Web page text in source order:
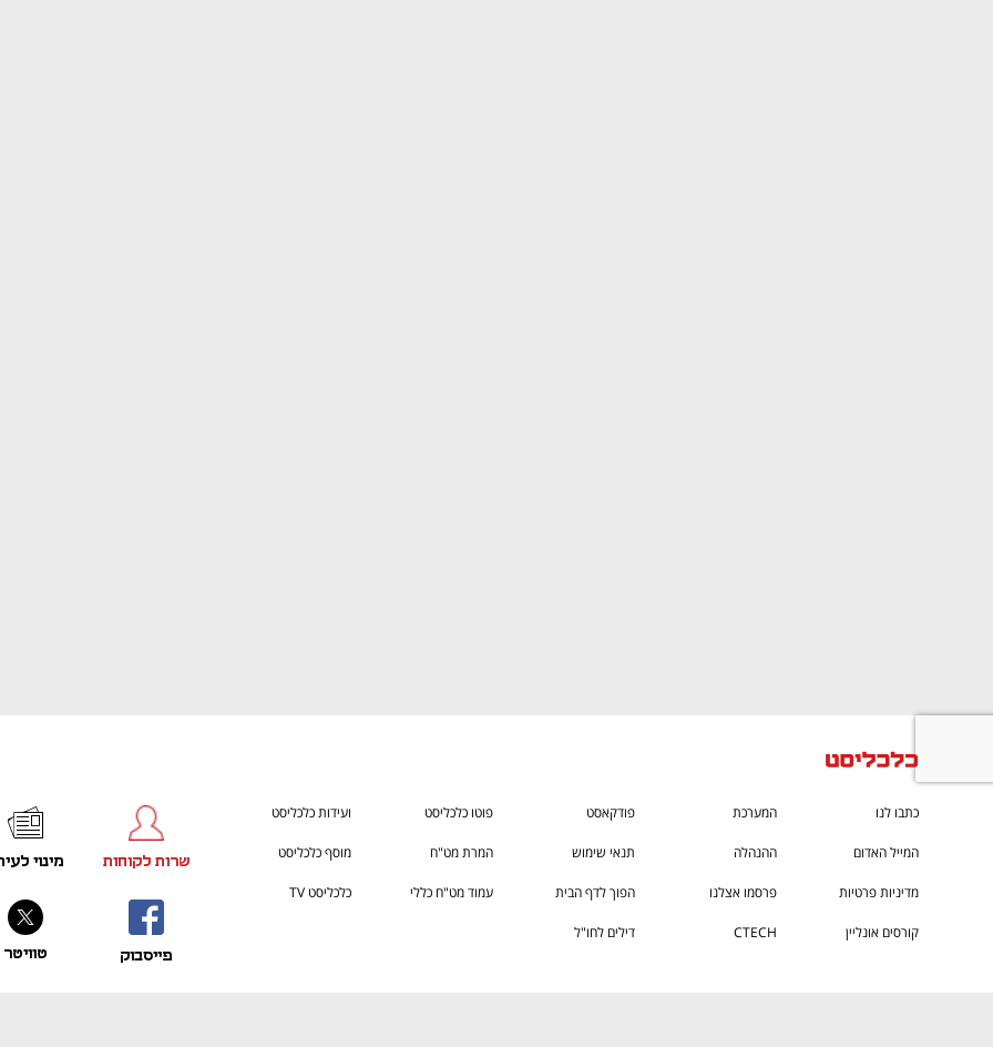
כתבו לנו המערכת פודקאסט פוטו כלכליסט ועידות כלכליסט
המייל האדום ההנהלה תנאי שימוש המרת מט"ח מוסף כלכליסט
מדיניות פרטיות פרסמו אצלנו הפוך לדף הבית עמוד מט"ח כללי כלכליסט TV
קורסים אונליין CTECH
דילים לחו"ל
פייסבוק
שרות לקוחות
טוויטר
מינוי